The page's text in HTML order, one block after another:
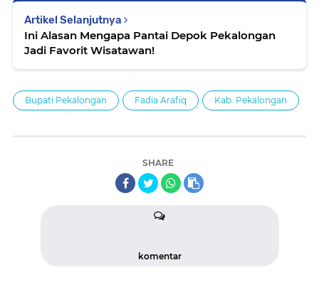
Artikel Selanjutnya
Ini Alasan Mengapa Pantai Depok Pekalongan
Jadi Favorit Wisatawan!
Bupati Pekalongan Fadia Arafiq Kab. Pekalongan
SHARE
komentar